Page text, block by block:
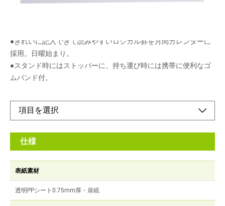
●きれいに記入できて読みやすいロジカル罫を月間カレンダーに
採用。日曜始まり。
●スタンド時にはストッパーに、持ち運び時には携帯に便利なゴ
ムバンド付。
仕様
表紙素材
透明PPシート0.75mm厚・扉紙